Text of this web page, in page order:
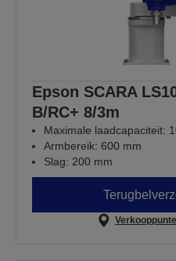
Epson SCARA
B/RC+ 8/3m
Maximale laadcapaciteit:
Armbereik: 600 mm
Slag: 200 mm